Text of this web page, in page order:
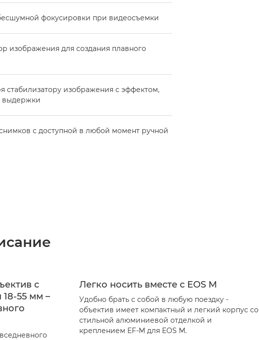
фокусировки при видеосъемки
изображения для создания плавного
стабилизатору изображения с эффектом,
выдержки
с доступной в любой момент ручной
с
55 мм –
Легко носить вместе с EOS M
Удобно брать с собой в любую поездку -
объектив имеет компактный и легкий корпус со
стильной алюминиевой отделкой и
креплением EF-M для EOS M.